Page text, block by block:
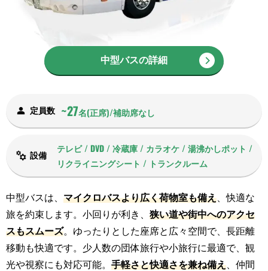
中型バスの詳細
定員数 ~27名(正席)/補助席なし
設備
テレビ / DVD / 冷蔵庫 / カラオケ / 湯沸かしポット /
リクライニングシート / トランクルーム
中型バスは、 マイクロバスより広く荷物室も備え 、快適な
旅を約束します。小回りが利き、 狭い道や街中へのアクセ
スもスムーズ。ゆったりとした座席と広々空間で、長距離
移動も快適です。少人数の団体旅行や小旅行に最適で、観
光や視察にも対応可能。 手軽さと快適さを兼ね備え 、仲間